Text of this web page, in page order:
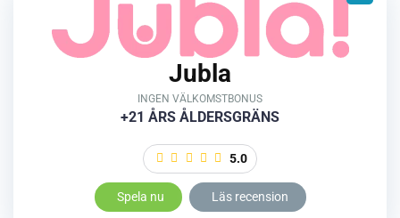
Jubla
INGEN VÄLKOMSTBONUS
+21 ÅRS ÅLDERSGRÄNS
5.0
Spela nu Läs recension